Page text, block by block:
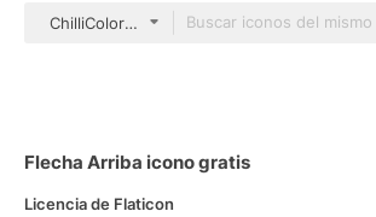
ChilliColor Glyph
Flecha Arriba icono gratis
Licencia de Flaticon